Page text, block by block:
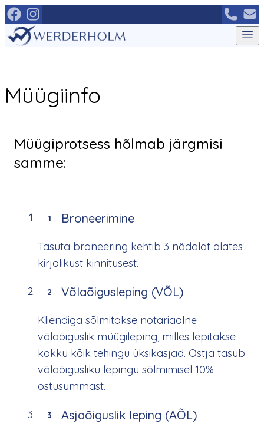
Mine
otse
sisu
Müügiinfo
Müügiprotsess hõlmab järgmisi
samme:
1 Broneerimine
Tasuta broneering kehtib 3 nädalat alates
kirjalikust kinnitusest.
2 Võlaõigusleping (VÕL)
Kliendiga sõlmitakse notariaalne
võlaõiguslik müügileping, milles lepitakse
kokku kõik tehingu üksikasjad. Ostja tasub
võlaõigusliku lepingu sõlmimisel 10%
ostusummast.
3 Asjaõiguslik leping (AÕL)